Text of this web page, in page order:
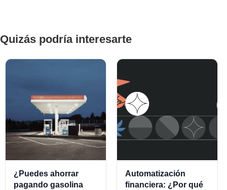
Quizás podría interesarte
¿Puedes ahorrar
pagando gasolina
Automatización
financiera: ¿Por qué